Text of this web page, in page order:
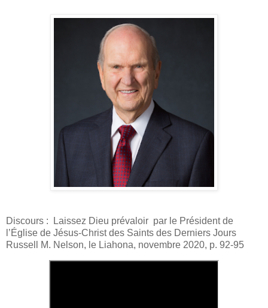
Discours : Laissez Dieu prévaloir par le Président de
l’Église de Jésus-Christ des Saints des Derniers Jours
Russell M. Nelson, le Liahona, novembre 2020, p. 92-95